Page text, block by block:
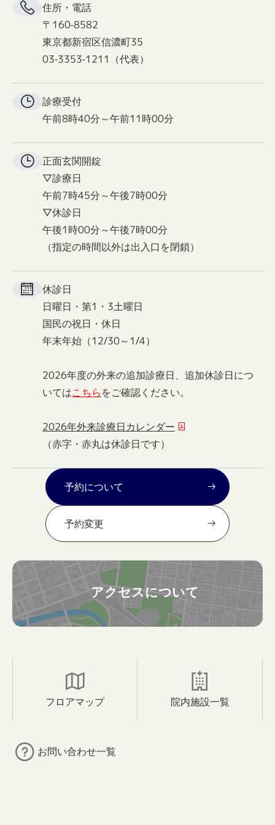
住所・電話
〒160-8582
東京都新宿区信濃町35
03-3353-1211（代表）
診療受付
午前8時40分～午前11時00分
正面玄関開錠
▽診療日
午前7時45分～午後7時00分
▽休診日
午後1時00分～午後7時00分
（指定の時間以外は出入口を閉鎖）
休診日
日曜日・第1・3土曜日
国民の祝日・休日
年末年始（12/30～1/4）
2026年度の外来の追加診療日、追加休診日につ
いてはこちらをご確認ください。
2026年外来診療日カレンダー
（赤字・赤丸は休診日です）
予約について
予約変更
アクセスについて
フロアマップ 院内施設一覧
お問い合わせ一覧